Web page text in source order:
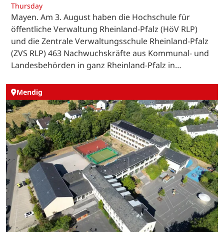
Thursday
Mayen. Am 3. August haben die Hochschule für
öffentliche Verwaltung Rheinland-Pfalz (HöV RLP)
und die Zentrale Verwaltungsschule Rheinland-Pfalz
(ZVS RLP) 463 Nachwuchskräfte aus Kommunal- und
Landesbehörden in ganz Rheinland-Pfalz in…
Mendig